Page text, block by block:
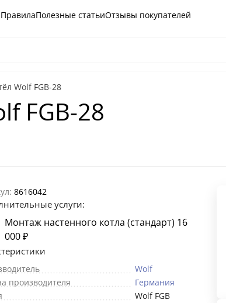
ПравилаПолезные статьиОтзывы покупателей
Wolf FGB-28
FGB-28
8616042
услуги:
Монтаж настенного котла (стандарт) 16
000₽
Wolf
производителя
Германия
Wolf FGB